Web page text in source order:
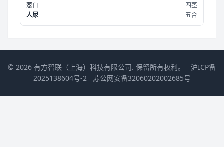
葱白
四茎
人尿
五合
© 2026 有方智联（上海）科技有限公司. 保留所有权利。
沪ICP备
2025138604号-2
苏公网安备32060202002685号